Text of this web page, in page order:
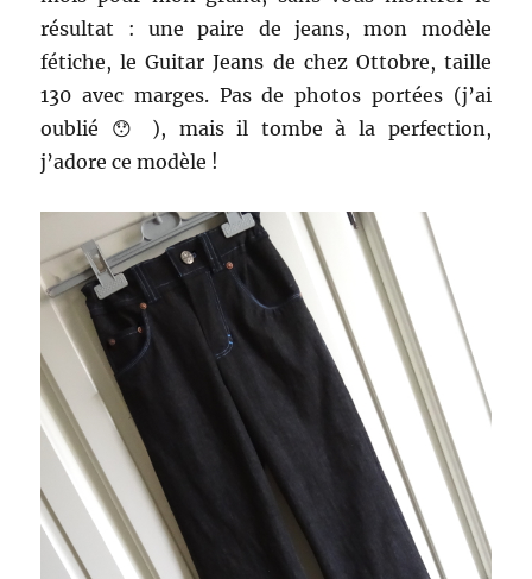
résultat : une paire de jeans, mon modèle
fétiche, le Guitar Jeans de chez Ottobre, taille
130 avec marges. Pas de photos portées (j’ai
oublié 😯 ), mais il tombe à la perfection,
j’adore ce modèle !